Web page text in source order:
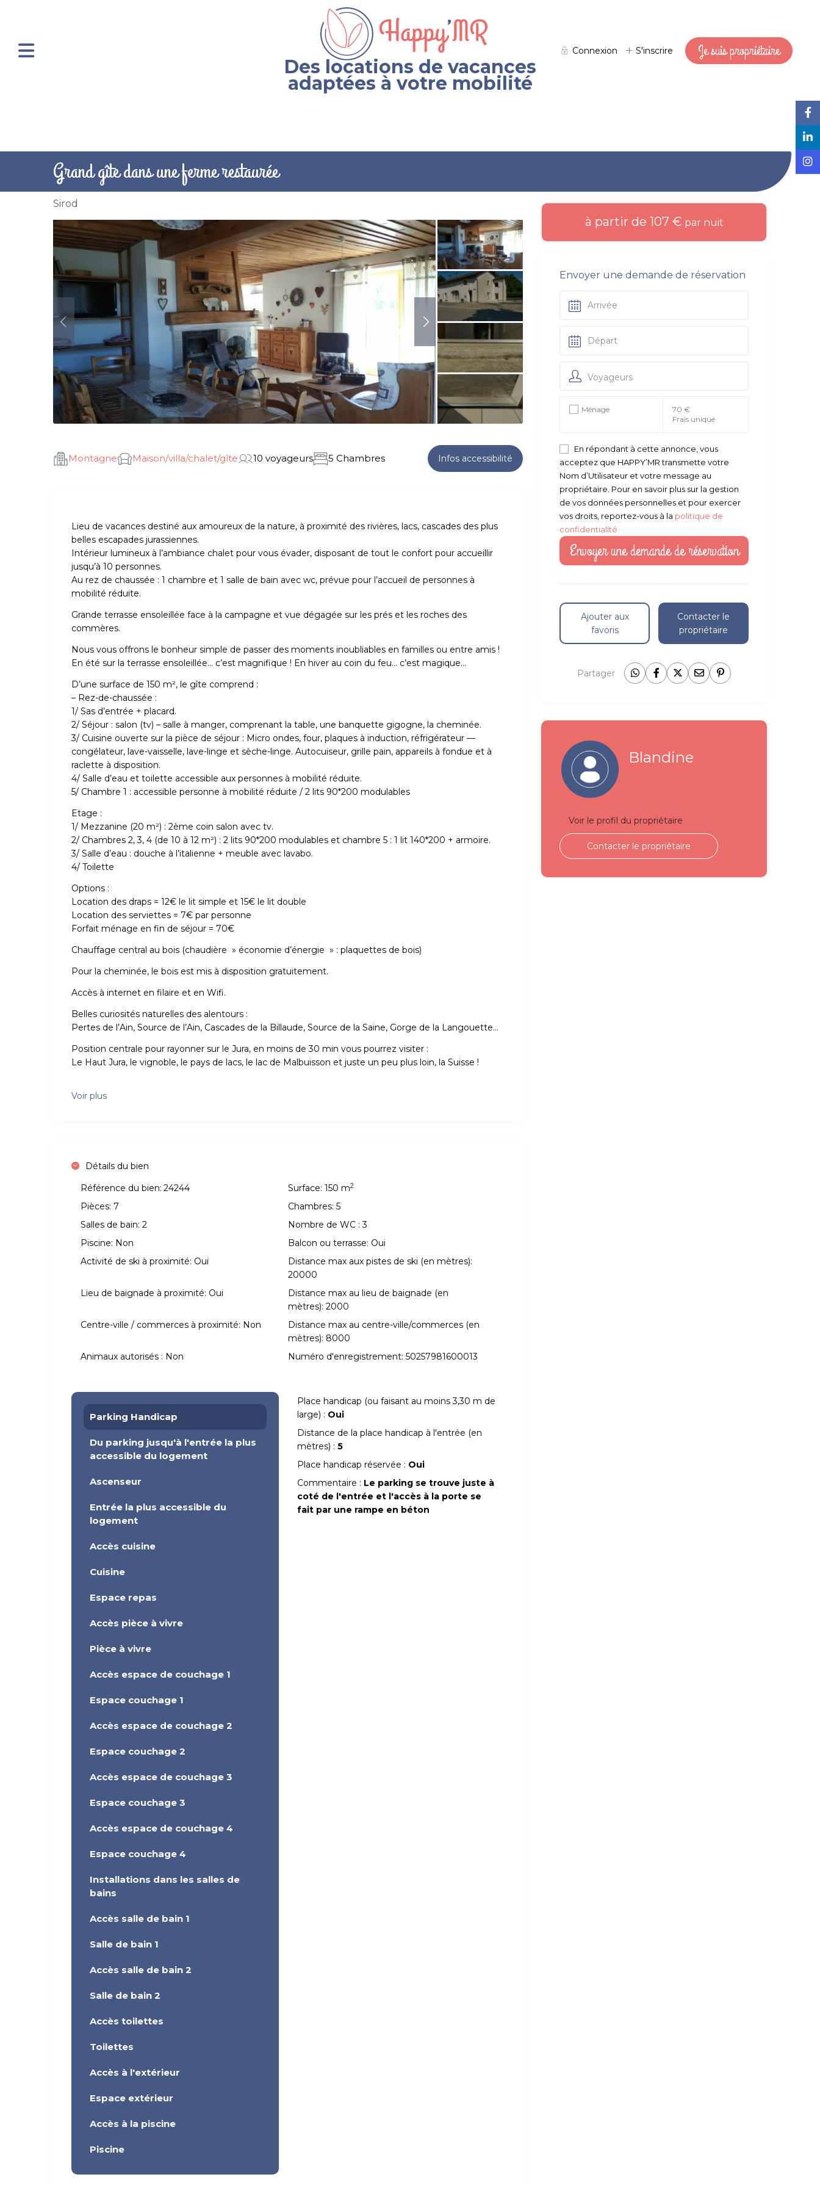
Des locations de vacances
adaptées à votre mobilité
Connexion S'inscrire Je suis propriétaire
Grand gîte dans une ferme restaurée
Sirod
Montagne Maison/villa/chalet/gîte 10 voyageurs 5 Chambres Infos accessibilité
Lieu de vacances destiné aux amoureux de la nature, à proximité des rivières, lacs, cascades des plus
belles escapades jurassiennes.
Intérieur lumineux à l’ambiance chalet pour vous évader, disposant de tout le confort pour accueillir
jusqu’à 10 personnes.
Au rez de chaussée : 1 chambre et 1 salle de bain avec wc, prévue pour l’accueil de personnes à
mobilité réduite.
Grande terrasse ensoleillée face à la campagne et vue dégagée sur les prés et les roches des
commères.
Nous vous offrons le bonheur simple de passer des moments inoubliables en familles ou entre amis !
En été sur la terrasse ensoleillée… c’est magnifique ! En hiver au coin du feu… c’est magique…
D’une surface de 150 m², le gîte comprend :
– Rez-de-chaussée :
1/ Sas d’entrée + placard.
2/ Séjour : salon (tv) – salle à manger, comprenant la table, une banquette gigogne, la cheminée.
3/ Cuisine ouverte sur la pièce de séjour : Micro ondes, four, plaques à induction, réfrigérateur —
congélateur, lave-vaisselle, lave-linge et sèche-linge. Autocuiseur, grille pain, appareils à fondue et à
raclette à disposition.
4/ Salle d’eau et toilette accessible aux personnes à mobilité réduite.
5/ Chambre 1 : accessible personne à mobilité réduite / 2 lits 90*200 modulables
Etage :
1/ Mezzanine (20 m²) : 2ème coin salon avec tv.
2/ Chambres 2, 3, 4 (de 10 à 12 m²) : 2 lits 90*200 modulables et chambre 5 : 1 lit 140*200 + armoire.
3/ Salle d’eau : douche à l’italienne + meuble avec lavabo.
4/ Toilette
Options :
Location des draps = 12€ le lit simple et 15€ le lit double
Location des serviettes = 7€ par personne
Forfait ménage en fin de séjour = 70€
Chauffage central au bois (chaudière » économie d’énergie » : plaquettes de bois)
Pour la cheminée, le bois est mis à disposition gratuitement.
Accès à internet en filaire et en Wifi.
Belles curiosités naturelles des alentours :
Pertes de l’Ain, Source de l’Ain, Cascades de la Billaude, Source de la Saine, Gorge de la Langouette…
Position centrale pour rayonner sur le Jura, en moins de 30 min vous pourrez visiter :
Le Haut Jura, le vignoble, le pays de lacs, le lac de Malbuisson et juste un peu plus loin, la Suisse !
Voir plus
Détails du bien
Référence du bien: 24244 Surface: 150 m2
Pièces: 7 Chambres: 5
Salles de bain: 2 Nombre de WC : 3
Piscine: Non Balcon ou terrasse: Oui
Activité de ski à proximité: Oui
Distance max aux pistes de ski (en mètres):
20000
Lieu de baignade à proximité: Oui
Distance max au lieu de baignade (en
mètres): 2000
Centre-ville / commerces à proximité: Non
Distance max au centre-ville/commerces (en
mètres): 8000
Animaux autorisés : Non Numéro d'enregistrement: 50257981600013
Parking Handicap
Du parking jusqu'à l'entrée la plus
accessible du logement
Ascenseur
Entrée la plus accessible du
logement
Accès cuisine
Cuisine
Espace repas
Accès pièce à vivre
Pièce à vivre
Accès espace de couchage 1
Espace couchage 1
Accès espace de couchage 2
Espace couchage 2
Accès espace de couchage 3
Espace couchage 3
Accès espace de couchage 4
Espace couchage 4
Installations dans les salles de
bains
Accès salle de bain 1
Salle de bain 1
Accès salle de bain 2
Salle de bain 2
Accès toilettes
Toilettes
Accès à l'extérieur
Espace extérieur
Accès à la piscine
Piscine
Place handicap (ou faisant au moins 3,30 m de
large) : Oui
Distance de la place handicap à l'entrée (en
mètres) : 5
Place handicap réservée : Oui
Commentaire : Le parking se trouve juste à
coté de l'entrée et l'accès à la porte se
fait par une rampe en béton
à partir de 107 € par nuit
Envoyer une demande de réservation
Voyageurs
Ménage
70 €
Frais unique
En répondant à cette annonce, vous
acceptez que HAPPY’MR transmette votre
Nom d’Utilisateur et votre message au
propriétaire. Pour en savoir plus sur la gestion
de vos données personnelles et pour exercer
vos droits, reportez-vous à la politique de
confidentialité
Ajouter aux
favoris
Contacter le
propriétaire
Partager
Blandine
Voir le profil du propriétaire
Contacter le propriétaire